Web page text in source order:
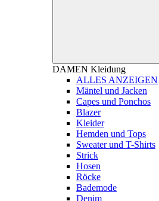
DAMEN Kleidung
ALLES ANZEIGEN
Mäntel und Jacken
Capes und Ponchos
Blazer
Kleider
Hemden und Tops
Sweater und T-Shirts
Strick
Hosen
Röcke
Bademode
Denim